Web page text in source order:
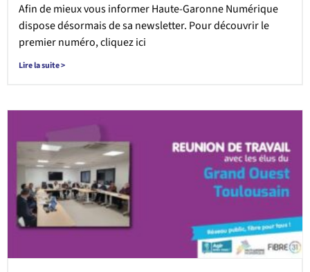
Afin de mieux vous informer Haute-Garonne Numérique
dispose désormais de sa newsletter. Pour découvrir le
premier numéro, cliquez ici
Lire la suite >